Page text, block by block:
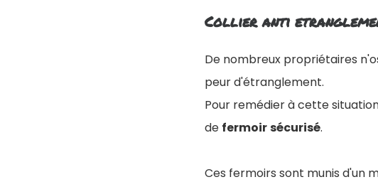
Collier anti
De nombreux propriétaires
peur d'étranglement.
Pour remédier à cette
de fermoirsécurisé.
Ces fermoirs sont munis d'un